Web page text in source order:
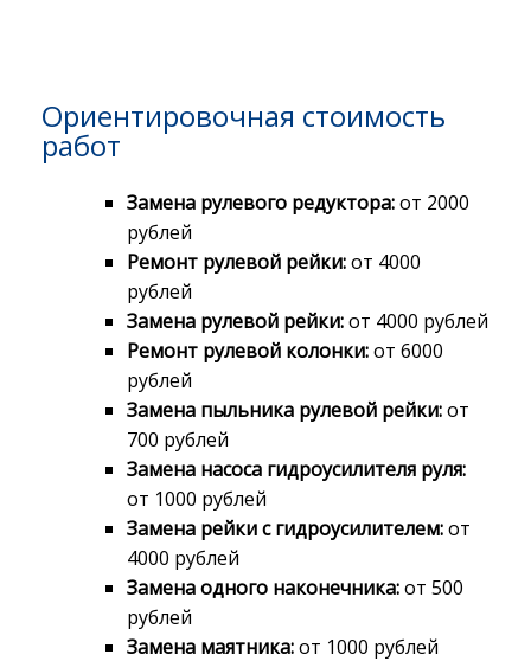
Ориентировочная стоимость
работ
Замена рулевого редуктора:от 2000
рублей
Ремонт рулевой рейки:от 4000
рублей
Замена рулевой рейки:от 4000 рублей
Ремонт рулевой колонки:от 6000
рублей
Замена пыльника рулевой рейки:от
700 рублей
Замена насоса гидроусилителя руля:
от 1000 рублей
Замена рейки с гидроусилителем:от
4000 рублей
Замена одного наконечника:от 500
рублей
Замена маятника:от 1000 рублей